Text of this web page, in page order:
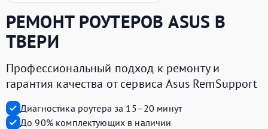
РЕМОНТ РОУТЕРОВASUS В
ТВЕРИ
Профессиональный подход к ремонту и
гарантия качества от сервиса Asus RemSupport
Диагностика роутера за 15–20 минут
До 90% комплектующих в наличии